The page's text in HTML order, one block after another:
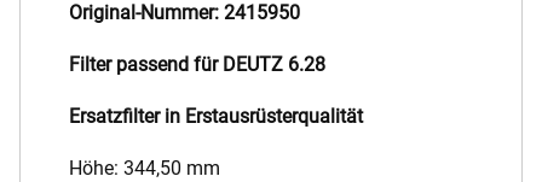
Original-Nummer: 2415950
Filter passend für DEUTZ 6.28
Ersatzfilter in Erstausrüsterqualität
Höhe: 344,50 mm